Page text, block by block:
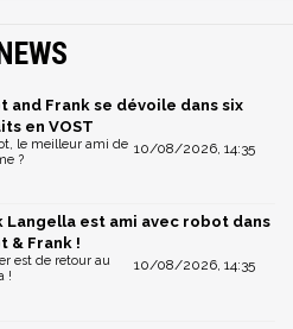
and Frank se dévoile dans six
en VOST
10/08/2026, 14:35
le meilleur ami de
?
Langella est ami avec robot dans
& Frank !
10/08/2026, 14:35
est de retour au
!